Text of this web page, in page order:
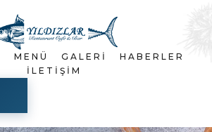
MENÜ GALERI
HABERLER
İLETIŞIM